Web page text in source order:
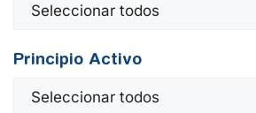
Principio Activo